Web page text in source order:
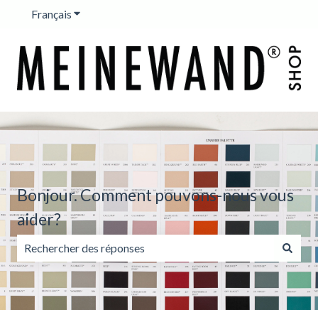
Français Afficher le sous-menu pour les traductions
Bonjour. Comment pouvons-nous vous
aider?
Il n'y a aucune suggestion car le champ de recherche est